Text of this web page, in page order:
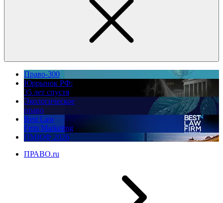
Право-300
Юррынок РФ:
35 лет спустя
Экологическое
право
Best Law
Firm Marketing
ПМЮФ 2026
ПРАВО.ru